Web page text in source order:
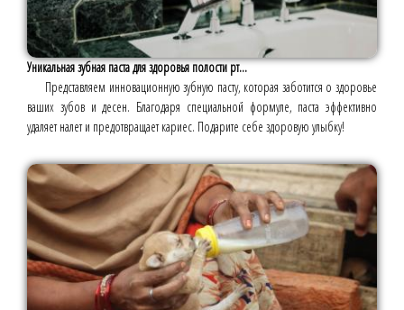
Уникальная зубная паста для здоровья полости рт...
Представляем инновационную зубную пасту, которая заботится о здоровье
ваших зубов и десен. Благодаря специальной формуле, паста эффективно
удаляет налет и предотвращает кариес. Подарите себе здоровую улыбку!